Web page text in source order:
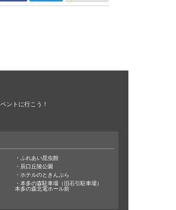
ントに行こう！
ふれあい昆虫館
辰口丘陵公園
ホテルのときんぷら
本多の森駐車場（旧石引駐車場）
本多の森北電ホール前